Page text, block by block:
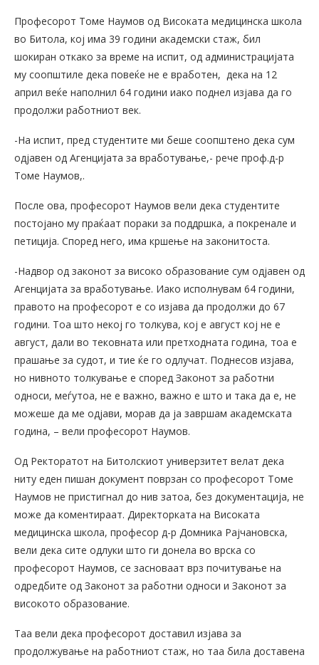
Професорот Томе Наумов од Високата медицинска школа
во Битола, кој има 39 години академски стаж, бил
шокиран откако за време на испит, од администрацијата
му соопштиле дека повеќе не е вработен, дека на 12
април веќе наполнил 64 години иако поднел изјава да го
продолжи работниот век.
-На испит, пред студентите ми беше соопштено дека сум
одјавен од Агенцијата за вработување,- рече проф.д-р
Томе Наумов,.
После ова, професорот Наумов вели дека студентите
постојано му праќаат пораки за поддршка, а покренале и
петиција. Според него, има кршење на законитоста.
-Надвор од законот за високо образование сум одјавен од
Агенцијата за вработување. Иако исполнувам 64 години,
правото на професорот е со изјава да продолжи до 67
години. Тоа што некој го толкува, кој е август кој не е
август, дали во тековната или претходната година, тоа е
прашање за судот, и тие ќе го одлучат. Поднесов изјава,
но нивното толкување е според Законот за работни
односи, меѓутоа, не е важно, важно е што и така да е, не
можеше да ме одјави, морав да ја завршам академската
година, – вели професорот Наумов.
Од Ректоратот на Битолскиот универзитет велат дека
ниту еден пишан документ поврзан со професорот Томе
Наумов не пристигнал до нив затоа, без документација, не
може да коментираат. Директорката на Високата
медицинска школа, професор д-р Домника Рајчановска,
вели дека сите одлуки што ги донела во врска со
професорот Наумов, се засноваат врз почитување на
одредбите од Законот за работни односи и Законот за
високото образование.
Таа вели дека професорот доставил изјава за
продолжување на работниот стаж, но таа била доставена